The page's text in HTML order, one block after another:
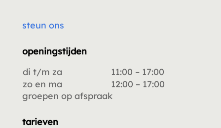
steun ons
openingstijden
di t/m za
11:00 – 17:00
zo en ma
12:00 – 17:00
groepen op afspraak
tarieven